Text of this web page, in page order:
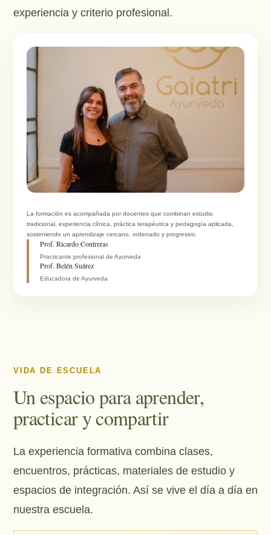
experiencia y criterio profesional.
La formación es acompañada por docentes que combinan estudio
tradicional, experiencia clínica, práctica terapéutica y pedagogía aplicada,
sosteniendo un aprendizaje cercano, ordenado y progresivo.
Prof. Ricardo Contreras
Practicante profesional de Ayurveda
Prof. Belén Suárez
Educadora de Ayurveda
VIDA DE ESCUELA
Un espacio para aprender,
practicar y compartir
La experiencia formativa combina clases,
encuentros, prácticas, materiales de estudio y
espacios de integración. Así se vive el día a día en
nuestra escuela.